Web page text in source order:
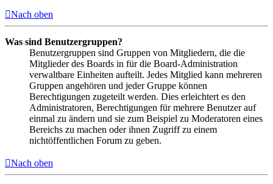
Nach oben
Was sind Benutzergruppen?
Benutzergruppen sind Gruppen von Mitgliedern, die die
Mitglieder des Boards in für die Board-Administration
verwaltbare Einheiten aufteilt. Jedes Mitglied kann mehreren
Gruppen angehören und jeder Gruppe können
Berechtigungen zugeteilt werden. Dies erleichtert es den
Administratoren, Berechtigungen für mehrere Benutzer auf
einmal zu ändern und sie zum Beispiel zu Moderatoren eines
Bereichs zu machen oder ihnen Zugriff zu einem
nichtöffentlichen Forum zu geben.
Nach oben